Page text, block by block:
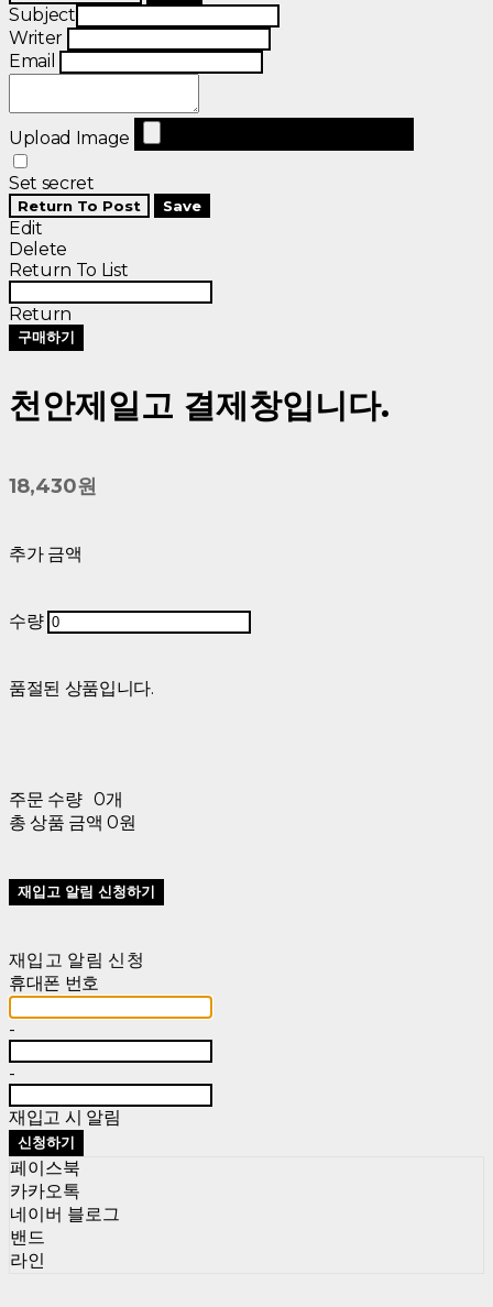
Subject
Writer
Email
Upload Image
Set secret
Return To Post Save
Edit
Delete
Return To List
Return
구매하기
천안제일고 결제창입니다.
18,430원
추가 금액
수량
품절된 상품입니다.
주문 수량 0개
총 상품 금액 0원
재입고 알림 신청하기
재입고 알림 신청
휴대폰 번호
-
-
재입고 시 알림
신청하기
페이스북
카카오톡
네이버 블로그
밴드
라인